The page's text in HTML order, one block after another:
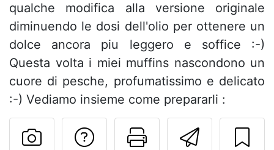
qualche modifica alla versione originale
diminuendo le dosi dell'olio per ottenere un
dolce ancora piu leggero e soffice :-)
Questa volta i miei muffins nascondono un
cuore di pesche, profumatissimo e delicato
:-) Vediamo insieme come prepararli :
Invia
Stampa la
Contatta l'autore